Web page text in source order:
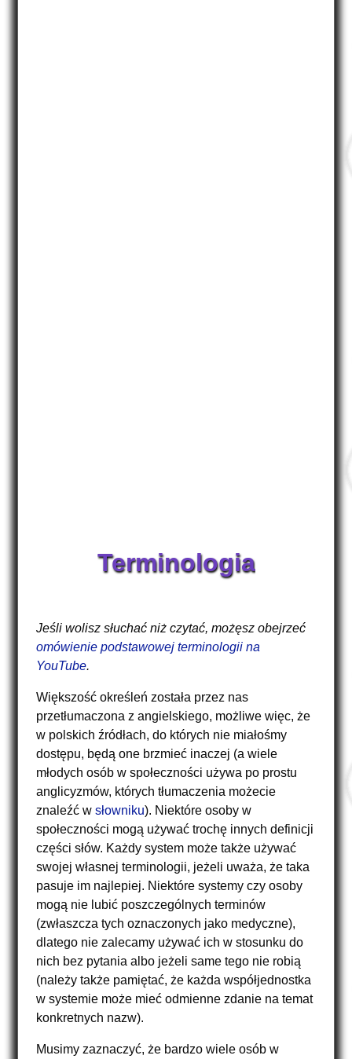
Terminologia
Jeśli wolisz słuchać niż czytać, możęsz obejrzeć
omówienie podstawowej terminologii na
YouTube.
Większość określeń została przez nas
przetłumaczona z angielskiego, możliwe więc, że
w polskich źródłach, do których nie miałośmy
dostępu, będą one brzmieć inaczej (a wiele
młodych osób w społeczności używa po prostu
anglicyzmów, których tłumaczenia możecie
znaleźć w słowniku). Niektóre osoby w
społeczności mogą używać trochę innych definicji
części słów. Każdy system może także używać
swojej własnej terminologii, jeżeli uważa, że taka
pasuje im najlepiej. Niektóre systemy czy osoby
mogą nie lubić poszczególnych terminów
(zwłaszcza tych oznaczonych jako medyczne),
dlatego nie zalecamy używać ich w stosunku do
nich bez pytania albo jeżeli same tego nie robią
(należy także pamiętać, że każda współjednostka
w systemie może mieć odmienne zdanie na temat
konkretnych nazw).
Musimy zaznaczyć, że bardzo wiele osób w